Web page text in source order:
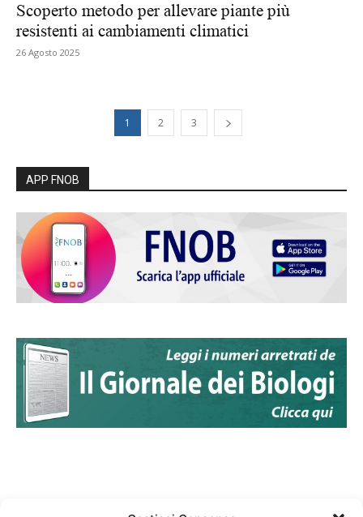
Scoperto metodo per allevare piante più
resistenti ai cambiamenti climatici
26 Agosto 2025
1 2 3
APP FNOB